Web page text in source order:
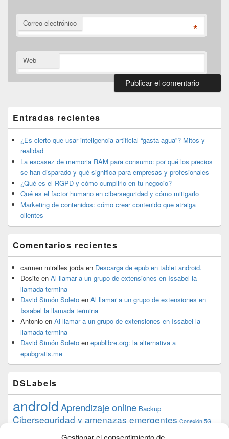
Correo electrónico *
Web
widget
barra
lateral
primaria
Entradas recientes
¿Es cierto que usar inteligencia artificial “gasta agua”? Mitos y
realidad
La escasez de memoria RAM para consumo: por qué los precios
se han disparado y qué significa para empresas y profesionales
¿Qué es el RGPD y cómo cumplirlo en tu negocio?
Qué es el factor humano en ciberseguridad y cómo mitigarlo
Marketing de contenidos: cómo crear contenido que atraiga
clientes
Comentarios recientes
carmen miralles jorda en Descarga de epub en tablet android.
Dosite en Al llamar a un grupo de extensiones en Issabel la
llamada termina
David Simón Soleto en Al llamar a un grupo de extensiones en
Issabel la llamada termina
Antonio en Al llamar a un grupo de extensiones en Issabel la
llamada termina
David Simón Soleto en epublibre.org: la alternativa a
epubgratis.me
DSLabels
androidAprendizaje online Backup
Ciberseguridad y amenazas emergentes Conexión 5G
datos debian desarrollo web